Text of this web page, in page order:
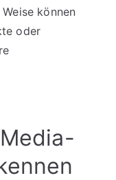
können
oder